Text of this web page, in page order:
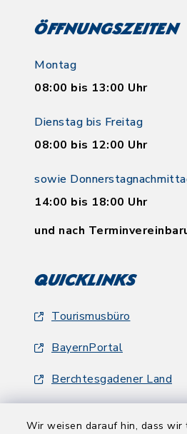
Wir weisen darauf hin, dass wir
Öffnungszeiten
Montag
08:00 bis 13:00 Uhr
Dienstag bis Freitag
08:00 bis 12:00 Uhr
sowie
14:00 bis 18:00 Uhr
und nach
Quicklinks
Tourismusbüro
BayernPortal
Berchtesgadener Land